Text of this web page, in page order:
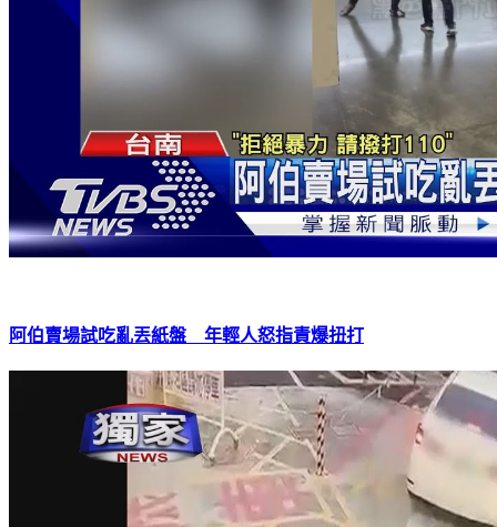
阿伯賣場試吃亂丟紙盤 年輕人怒指責爆扭打